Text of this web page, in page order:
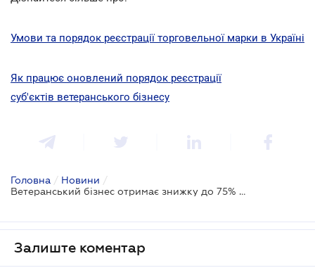
Умови та порядок реєстрації торговельної марки в Україні
Як працює оновлений порядок реєстрації
суб'єктів ветеранського бізнесу
Головна / Новини /
Ветеранський бізнес отримає знижку до 75% на реєстрацію винаходів
Залиште коментар